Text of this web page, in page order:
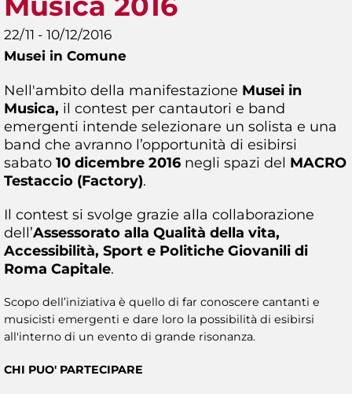
22/11 - 10/12/2016
Musei in Comune
Nell'ambito della manifestazione Musei in
Musica, il contest per cantautori e band
emergenti intende selezionare un solista e una
band che avranno l’opportunità di esibirsi
sabato 10 dicembre 2016 negli spazi del MACRO
Testaccio (Factory).
Il contest si svolge grazie alla collaborazione
dell’Assessorato alla Qualità della vita,
Accessibilità, Sport e Politiche Giovanili di
Roma Capitale.
Scopo dell’iniziativa è quello di far conoscere cantanti e
musicisti emergenti e dare loro la possibilità di esibirsi
all'interno di un evento di grande risonanza.
CHI PUO' PARTECIPARE